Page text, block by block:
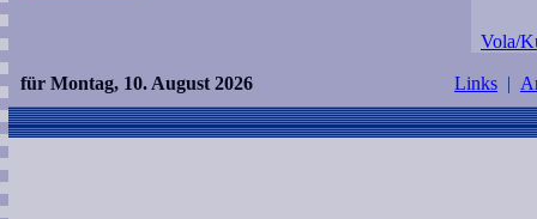
Vola/
für Montag, 10. August 2026 Links |